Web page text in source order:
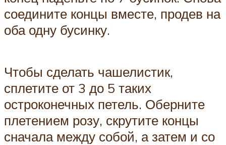
соедините концы вместе, продев на
оба одну бусинку.
Чтобы сделать чашелистик,
сплетите от 3 до 5 таких
остроконечных петель. Оберните
плетением розу, скрутите концы
сначала между собой, а затем и со